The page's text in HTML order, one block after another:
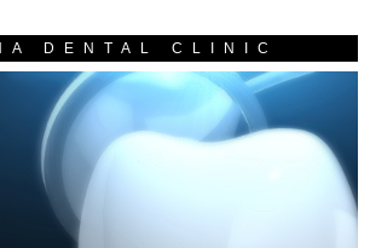
DENTAL CLINIC